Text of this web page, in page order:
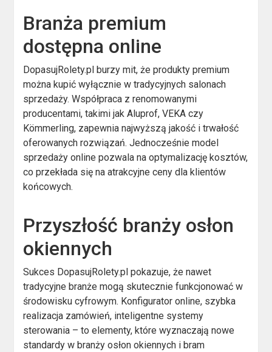
Branża premium
dostępna online
DopasujRolety.pl burzy mit, że produkty premium
można kupić wyłącznie w tradycyjnych salonach
sprzedaży. Współpraca z renomowanymi
producentami, takimi jak Aluprof, VEKA czy
Kömmerling, zapewnia najwyższą jakość i trwałość
oferowanych rozwiązań. Jednocześnie model
sprzedaży online pozwala na optymalizację kosztów,
co przekłada się na atrakcyjne ceny dla klientów
końcowych.
Przyszłość branży osłon
okiennych
Sukces DopasujRolety.pl pokazuje, że nawet
tradycyjne branże mogą skutecznie funkcjonować w
środowisku cyfrowym. Konfigurator online, szybka
realizacja zamówień, inteligentne systemy
sterowania – to elementy, które wyznaczają nowe
standardy w branży osłon okiennych i bram